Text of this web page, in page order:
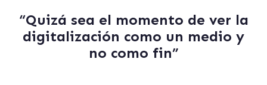
“Quizá sea el momento de ver la
digitalización como un medio y
no como fin”